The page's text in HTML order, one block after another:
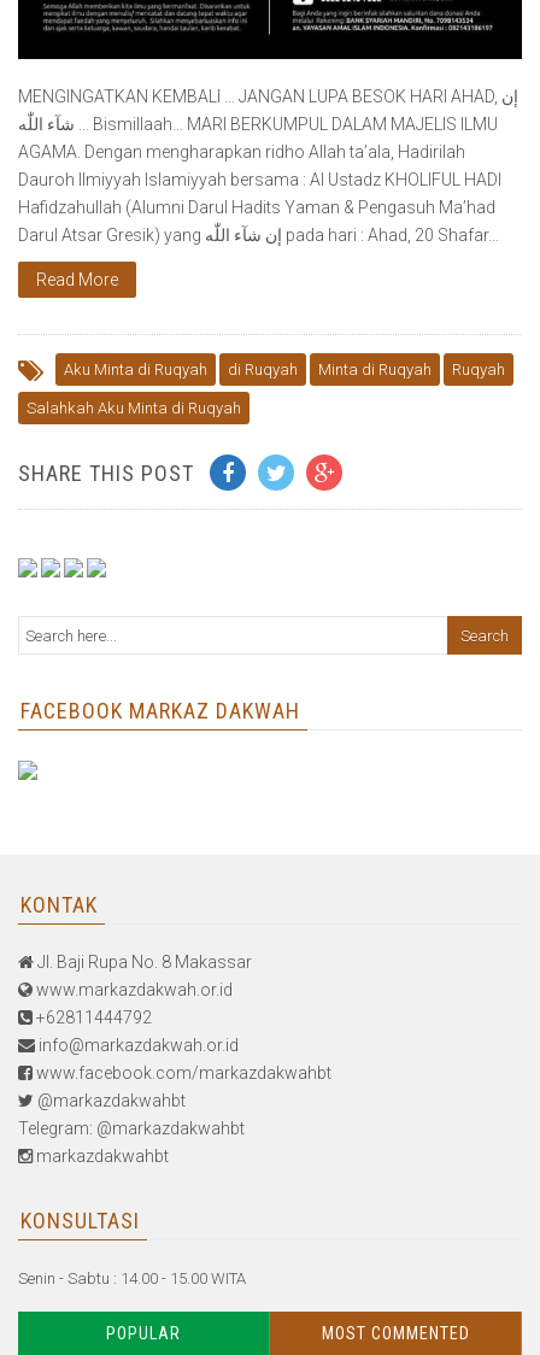
MENGINGATKAN KEMBALI … JANGAN LUPA BESOK HARI AHAD, إن
شآء اللّٰه … Bismillaah… MARI BERKUMPUL DALAM MAJELIS ILMU
AGAMA. Dengan mengharapkan ridho Allah ta’ala, Hadirilah
Dauroh Ilmiyyah Islamiyyah bersama : Al Ustadz KHOLIFUL HADI
Hafidzahullah (Alumni Darul Hadits Yaman & Pengasuh Ma’had
Darul Atsar Gresik) yang إن شآء اللّٰه pada hari : Ahad, 20 Shafar…
Read More
Aku Minta di Ruqyah di Ruqyah Minta di Ruqyah Ruqyah
Salahkah Aku Minta di Ruqyah
SHARE THIS POST
FACEBOOK MARKAZ DAKWAH
KONTAK
Jl. Baji Rupa No. 8 Makassar
www.markazdakwah.or.id
+62811444792
info@markazdakwah.or.id
www.facebook.com/markazdakwahbt
@markazdakwahbt
Telegram: @markazdakwahbt
markazdakwahbt
KONSULTASI
Senin - Sabtu : 14.00 - 15.00 WITA
POPULAR MOST COMMENTED